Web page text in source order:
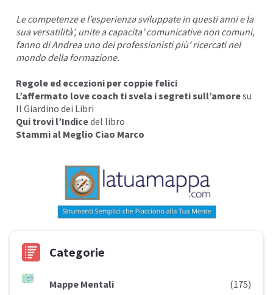
Le competenze e l’esperienza sviluppate in questi anni e la
sua versatilità’, unite a capacita’ comunicative non comuni,
fanno di Andrea uno dei professionisti più’ ricercati nel
mondo della formazione.
Regole ed eccezioni per coppie felici
L’affermato love coach ti svela i segreti sull’amoresu
Il Giardino dei Libri
Qui trovi l’Indicedel libro
Stammi al Meglio Ciao Marco
Categorie
Mappe Mentali
(175)